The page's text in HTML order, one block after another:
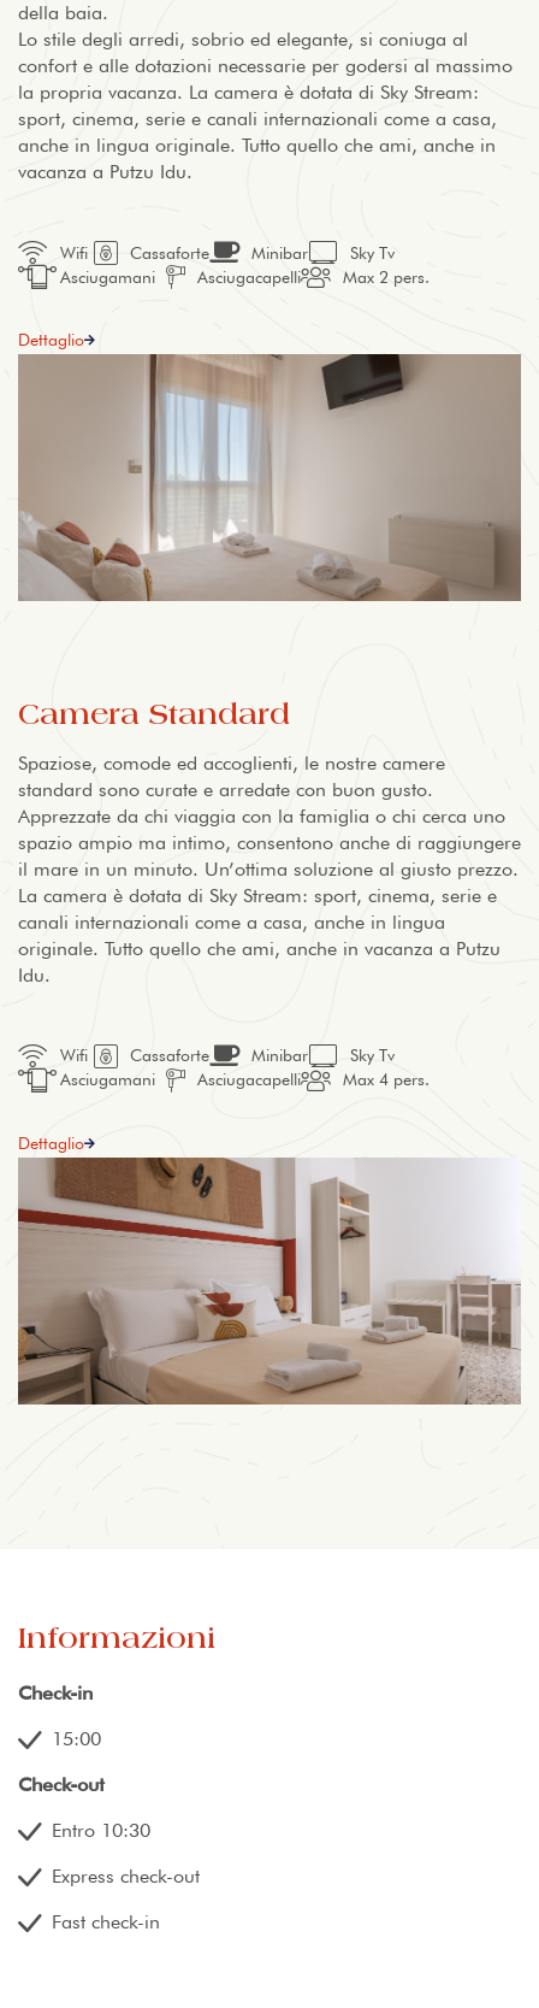
della baia.
Lo stile degli arredi, sobrio ed elegante, si coniuga al
confort e alle dotazioni necessarie per godersi al massimo
la propria vacanza. La camera è dotata di Sky Stream:
sport, cinema, serie e canali internazionali come a casa,
anche in lingua originale. Tutto quello che ami, anche in
vacanza a Putzu Idu.
Wifi Cassaforte Minibar
Sky Tv
Asciugamani
Asciugacapelli Max 2 pers.
Dettaglio
Camera Standard
Spaziose, comode ed accoglienti, le nostre camere
standard sono curate e arredate con buon gusto.
Apprezzate da chi viaggia con la famiglia o chi cerca uno
spazio ampio ma intimo, consentono anche di raggiungere
il mare in un minuto. Un’ottima soluzione al giusto prezzo.
La camera è dotata di Sky Stream: sport, cinema, serie e
canali internazionali come a casa, anche in lingua
originale. Tutto quello che ami, anche in vacanza a Putzu
Idu.
Wifi Cassaforte Minibar
Sky Tv
Asciugamani
Asciugacapelli Max 4 pers.
Dettaglio
Informazioni
Check-in
15:00
Check-out
Entro 10:30
Express check-out
Fast check-in